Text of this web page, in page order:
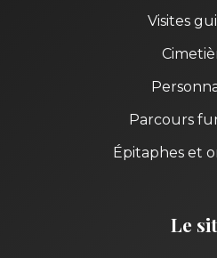
Visites
Parcours
Épitaphes et
Le